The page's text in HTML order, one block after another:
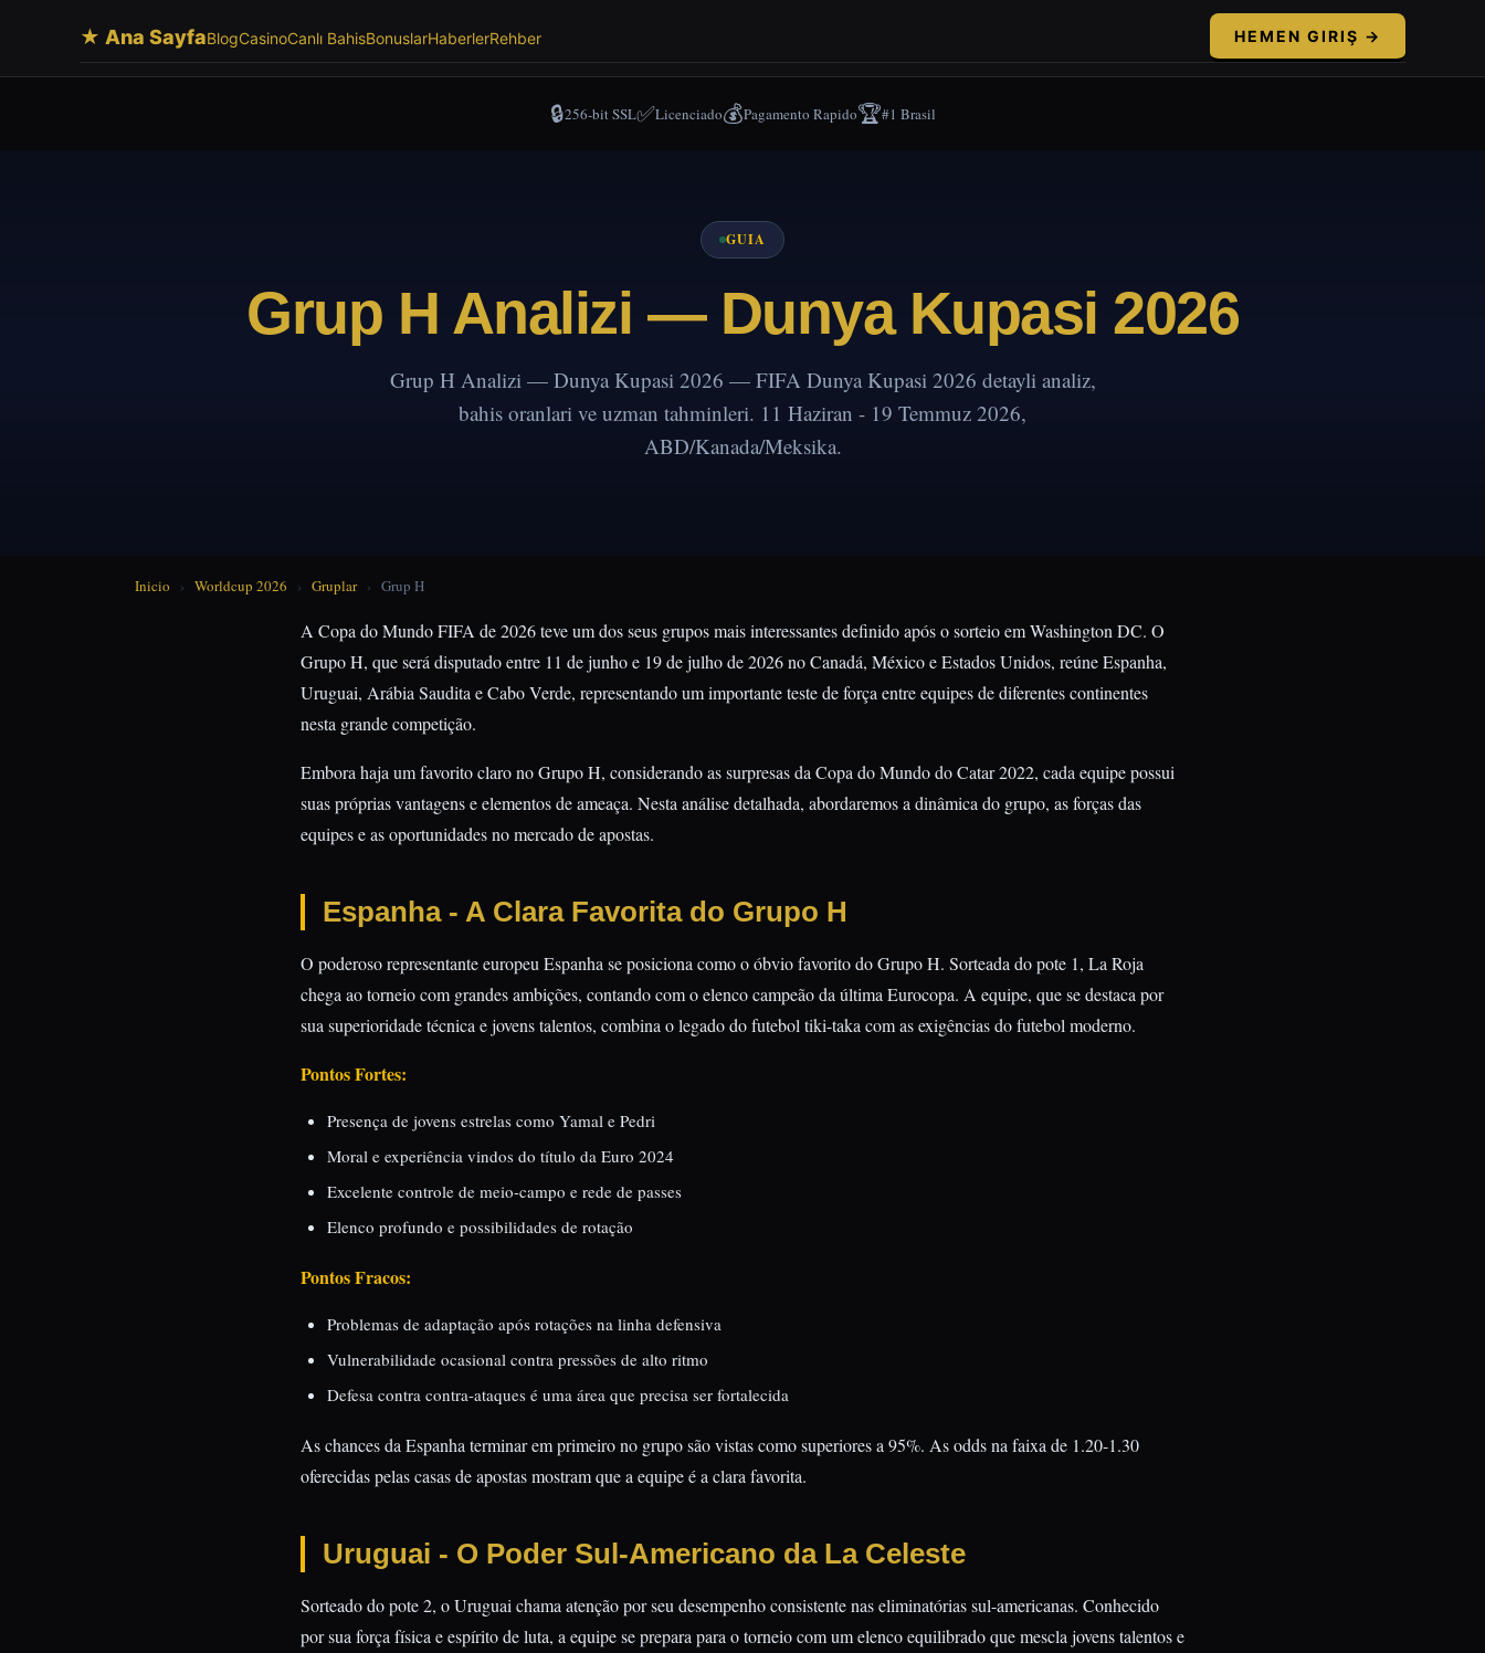
★ Ana SayfaBlogCasinoCanlı BahisBonuslarHaberlerRehber HEMEN GIRIŞ →
🔒256-bit SSL✅Licenciado💰Pagamento Rapido🏆#1 Brasil
GUIA
Grup H Analizi — Dunya Kupasi 2026
Grup H Analizi — Dunya Kupasi 2026 — FIFA Dunya Kupasi 2026 detayli analiz,
bahis oranlari ve uzman tahminleri. 11 Haziran - 19 Temmuz 2026,
ABD/Kanada/Meksika.
Inicio › Worldcup 2026 › Gruplar › Grup H
A Copa do Mundo FIFA de 2026 teve um dos seus grupos mais interessantes definido após o sorteio em Washington DC. O
Grupo H, que será disputado entre 11 de junho e 19 de julho de 2026 no Canadá, México e Estados Unidos, reúne Espanha,
Uruguai, Arábia Saudita e Cabo Verde, representando um importante teste de força entre equipes de diferentes continentes
nesta grande competição.
Embora haja um favorito claro no Grupo H, considerando as surpresas da Copa do Mundo do Catar 2022, cada equipe possui
suas próprias vantagens e elementos de ameaça. Nesta análise detalhada, abordaremos a dinâmica do grupo, as forças das
equipes e as oportunidades no mercado de apostas.
Espanha - A Clara Favorita do Grupo H
O poderoso representante europeu Espanha se posiciona como o óbvio favorito do Grupo H. Sorteada do pote 1, La Roja
chega ao torneio com grandes ambições, contando com o elenco campeão da última Eurocopa. A equipe, que se destaca por
sua superioridade técnica e jovens talentos, combina o legado do futebol tiki-taka com as exigências do futebol moderno.
Pontos Fortes:
Presença de jovens estrelas como Yamal e Pedri
Moral e experiência vindos do título da Euro 2024
Excelente controle de meio-campo e rede de passes
Elenco profundo e possibilidades de rotação
Pontos Fracos:
Problemas de adaptação após rotações na linha defensiva
Vulnerabilidade ocasional contra pressões de alto ritmo
Defesa contra contra-ataques é uma área que precisa ser fortalecida
As chances da Espanha terminar em primeiro no grupo são vistas como superiores a 95%. As odds na faixa de 1.20-1.30
oferecidas pelas casas de apostas mostram que a equipe é a clara favorita.
Uruguai - O Poder Sul-Americano da La Celeste
Sorteado do pote 2, o Uruguai chama atenção por seu desempenho consistente nas eliminatórias sul-americanas. Conhecido
por sua força física e espírito de luta, a equipe se prepara para o torneio com um elenco equilibrado que mescla jovens talentos e